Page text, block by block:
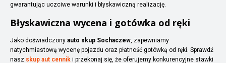
gwarantując uczciwe warunki i błyskawiczną realizację.
Błyskawiczna wycena i gotówka od ręki
Jako doświadczony auto skup Sochaczew, zapewniamy
natychmiastową wycenę pojazdu oraz płatność gotówką od ręki. Sprawdź
nasz skup aut cennik i przekonaj się, że oferujemy konkurencyjne stawki